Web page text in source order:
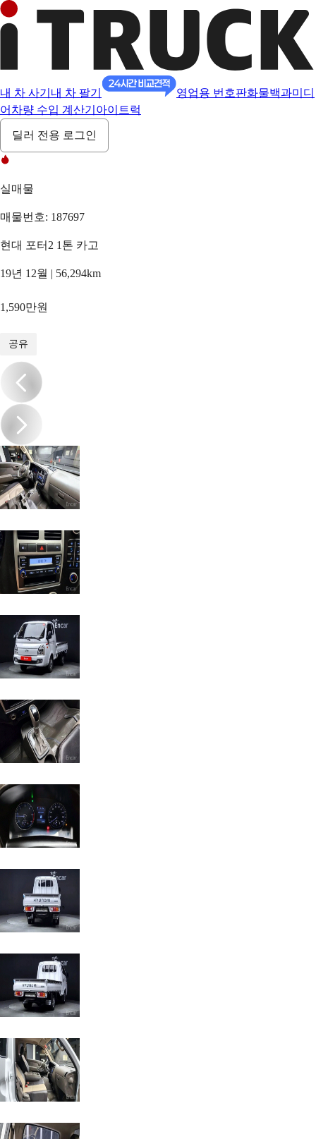
내 차 사기 내 차 팔기 영업용 번호판화물백과미디
어 차량 수입 계산기 아이트럭
딜러 전용 로그인
실매물
매물번호: 187697
현대 포터2 1톤 카고
19년 12월 | 56,294km
1,590만원
공유
/20